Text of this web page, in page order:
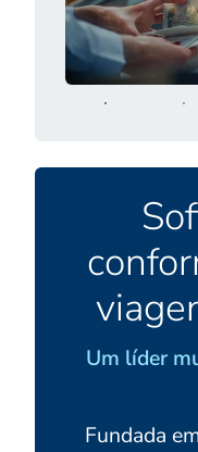
Um líder
Fundada